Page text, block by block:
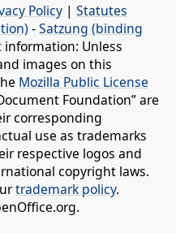
Policy | Statutes
-Satzung (binding
Unless
images on this
Mozilla Public License
Foundation” are
corresponding
use as trademarks
respective logos and
copyright laws.
trademark policy.